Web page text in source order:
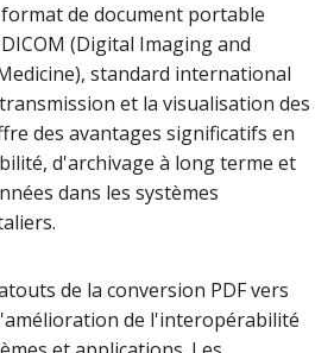
de document portable
(Digital Imaging and
standard international
et la visualisation des
des avantages significatifs en
d'archivage à long terme et
dans les systèmes
de la conversion PDF vers
de l'interopérabilité